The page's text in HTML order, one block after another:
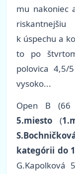
mu nakoniec
k úspechu a
to po
polovica 4,5/
vysoko...
Open B (66
5.miesto
(
kategórii do
G.Kapolková